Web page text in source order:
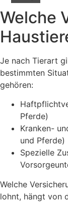
Welche
Je nach Tierart
bestimmten
gehören:
Pferde)
Kranken-
und Pferde)
Spezielle
Welche
lohnt, hängt von